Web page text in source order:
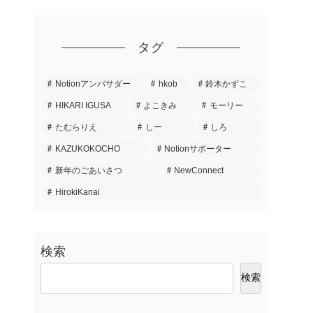
タグ
Notionアンバサダー hkob 鈴木かずこ
HIKARI IGUSA よこきみ モーリー
たむらりえ しー しろ
KAZUKOKOCHO Notionサポーター
新年のごあいさつ NewConnect
HirokiKanai
検索
検索